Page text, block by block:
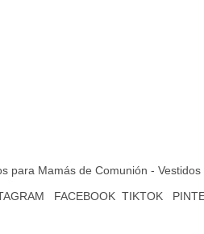
para Mamás de Comunión -
FACEBOOK TIKTOK